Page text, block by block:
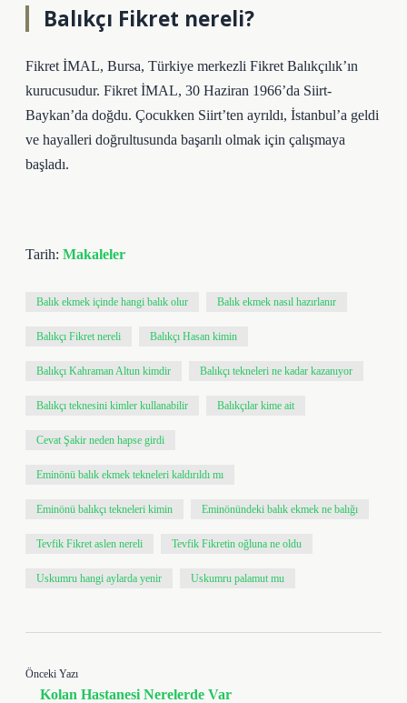
Balıkçı Fikret nereli?
Fikret İMAL, Bursa, Türkiye merkezli Fikret Balıkçılık’ın
kurucusudur. Fikret İMAL, 30 Haziran 1966’da Siirt-
Baykan’da doğdu. Çocukken Siirt’ten ayrıldı, İstanbul’a geldi
ve hayalleri doğrultusunda başarılı olmak için çalışmaya
başladı.
Tarih: Makaleler
Balık ekmek içinde hangi balık olur Balık ekmek nasıl hazırlanır
Balıkçı Fikret nereli Balıkçı Hasan kimin
Balıkçı Kahraman Altun kimdir Balıkçı tekneleri ne kadar kazanıyor
Balıkçı teknesini kimler kullanabilir Balıkçılar kime ait
Cevat Şakir neden hapse girdi
Eminönü balık ekmek tekneleri kaldırıldı mı
Eminönü balıkçı tekneleri kimin Eminönündeki balık ekmek ne balığı
Tevfik Fikret aslen nereli Tevfik Fikretin oğluna ne oldu
Uskumru hangi aylarda yenir Uskumru palamut mu
Önceki Yazı
Kolan Hastanesi Nerelerde Var